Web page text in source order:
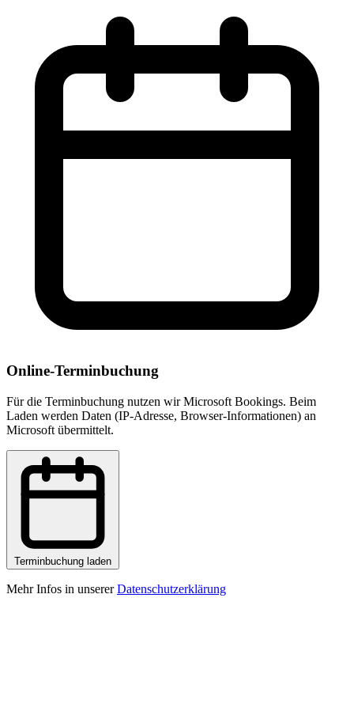
Online-Terminbuchung
Für die Terminbuchung nutzen wir Microsoft Bookings. Beim
Laden werden Daten (IP-Adresse, Browser-Informationen) an
Microsoft übermittelt.
Terminbuchung laden
Mehr Infos in unsererDatenschutzerklärung